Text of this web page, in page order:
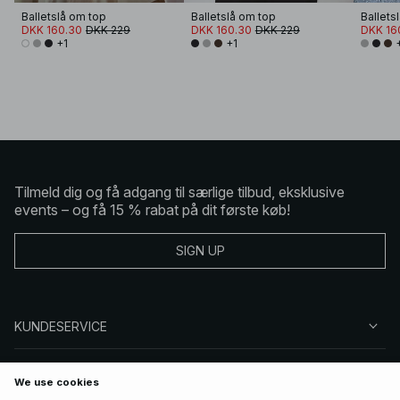
Balletslå om top
DKK 160.30 DKK 229
+1
Balletslå om top
DKK 160.30 DKK 229
+1
DKK
Tilmeld dig og få adgang til særlige tilbud, eksklusive
events – og få 15 % rabat på dit første køb!
SIGN UP
KUNDESERVICE